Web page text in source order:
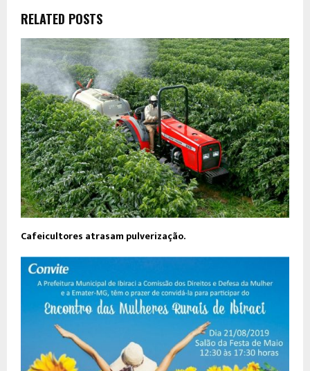
RELATED POSTS
Cafeicultores atrasam pulverização.